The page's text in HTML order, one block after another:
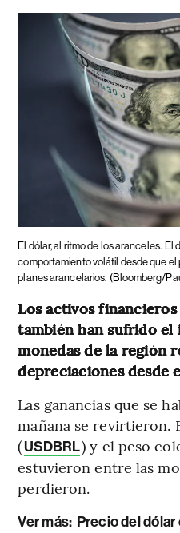
El dólar, al ritmo de los aranceles. El
comportamiento volátil desde que
planes arancelarios. (Bloomberg/
Los activos
también han sufrido el
monedas de la región
depreciaciones desde
Las ganancias que se
mañana se revirtieron.
(USDBRL) y el peso
estuvieron entre las
perdieron.
Ver más: Precio del